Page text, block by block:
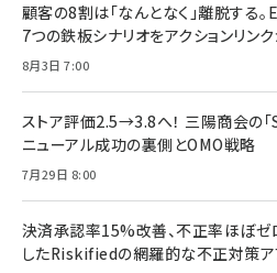
顧客の8割は「なんとなく」離脱する
7つの鉄板シナリオをアクションリン
8月3日 7:00
ストア評価2.5→3.8へ！ 三陽商会の「
ニューアル成功の裏側とOMO戦略
7月29日 8:00
決済承認率15%改善、不正率ほぼゼ
したRiskifiedの網羅的な不正対策